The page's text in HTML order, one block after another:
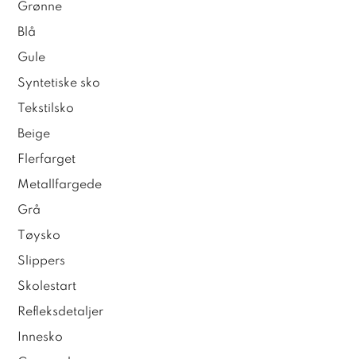
Grønne
Blå
Gule
Syntetiske sko
Tekstilsko
Beige
Flerfarget
Metallfargede
Grå
Tøysko
Slippers
Skolestart
Refleksdetaljer
Innesko